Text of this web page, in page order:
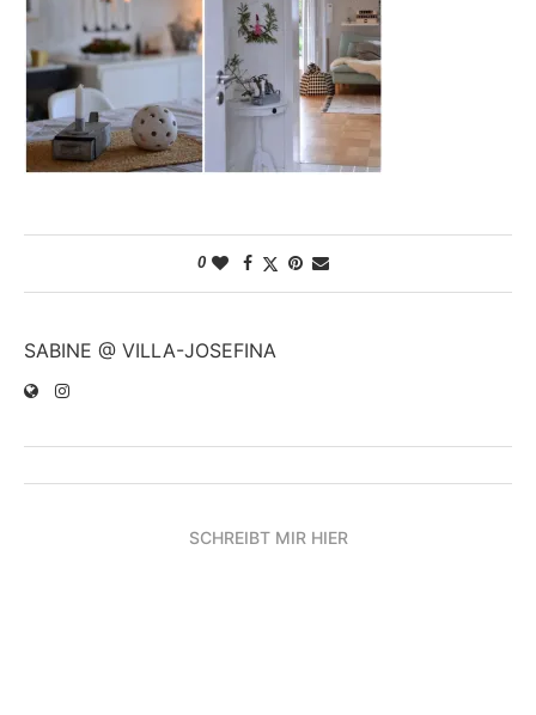
0
SABINE @ VILLA-JOSEFINA
SCHREIBT MIR HIER